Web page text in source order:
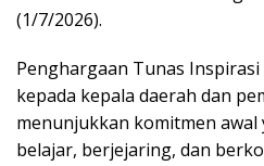
(1/7/2026).
Penghargaan Tunas
kepada kepala daerah dan
menunjukkan komitmen
belajar, berjejaring, dan